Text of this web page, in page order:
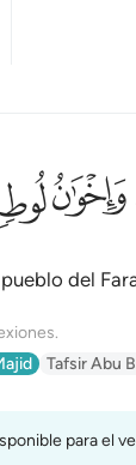
ﲵ
del
Tafsir Abu
para el